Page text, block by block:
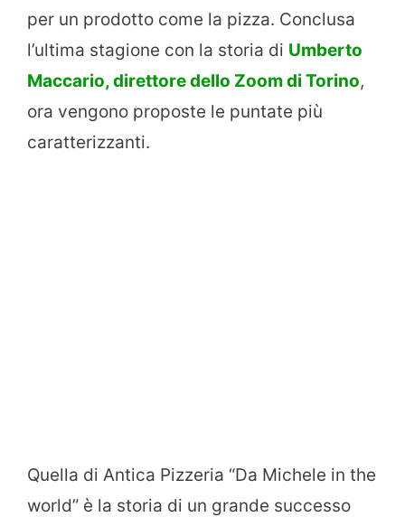
per un prodotto come la pizza. Conclusa
l’ultima stagione con la storia di Umberto
Maccario, direttore dello Zoom di Torino,
ora vengono proposte le puntate più
caratterizzanti.
Quella di Antica Pizzeria “Da Michele in the
world” è la storia di un grande successo